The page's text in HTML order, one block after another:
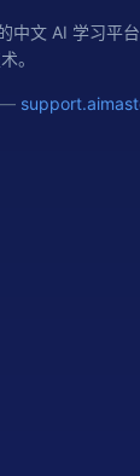
文 AI 学习平台
。
—